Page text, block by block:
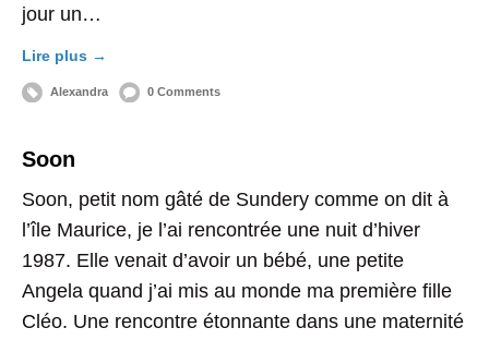
jour un…
Lire plus →
Alexandra 0 Comments
Soon
Soon, petit nom gâté de Sundery comme on dit à
l’île Maurice, je l’ai rencontrée une nuit d’hiver
1987. Elle venait d’avoir un bébé, une petite
Angela quand j’ai mis au monde ma première fille
Cléo. Une rencontre étonnante dans une maternité